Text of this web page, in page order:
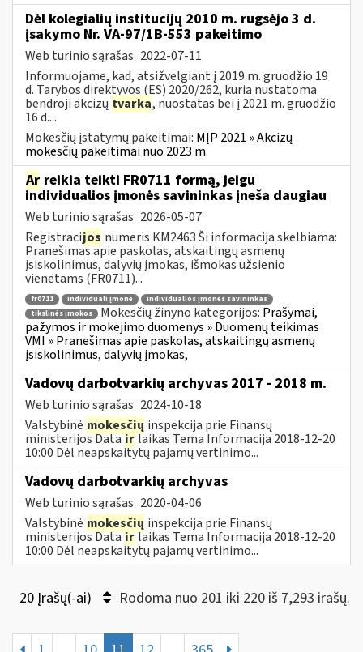
Dėl kolegialių institucijų 2010 m. rugsėjo 3 d.
įsakymo Nr. VA-97/1B-553 pakeitimo
Web turinio sąrašas 2022-07-11
Informuojame, kad, atsižvelgiant į 2019 m. gruodžio 19
d. Tarybos direktyvos (ES) 2020/262, kuria nustatoma
bendroji akcizų tvarka, nuostatas bei į 2021 m. gruodžio
16 d....
Mokesčių įstatymų pakeitimai: MĮP 2021 » Akcizų
mokesčių pakeitimai nuo 2023 m.
Ar reikia teikti FR0711 formą, jeigu
individualios įmonės savininkas įneša daugiau
Web turinio sąrašas 2026-05-07
Registracijos numeris KM2463 Ši informacija skelbiama:
Pranešimas apie paskolas, atskaitingų asmenų
įsiskolinimus, dalyvių įmokas, išmokas užsienio
vienetams (FR0711)...
fr0711 individuali įmonė
individualios įmonės savininkas
tikslinės įmokos
Mokesčių žinyno kategorijos: Prašymai,
pažymos ir mokėjimo duomenys » Duomenų teikimas
VMI » Pranešimas apie paskolas, atskaitingų asmenų
įsiskolinimus, dalyvių įmokas,
Vadovų darbotvarkių archyvas 2017 - 2018 m.
Web turinio sąrašas 2024-10-18
Valstybinė mokesčių inspekcija prie Finansų
ministerijos Datairlaikas Tema Informacija 2018-12-20
10:00 Dėl neapskaitytų pajamų vertinimo...
Vadovų darbotvarkių archyvas
Web turinio sąrašas 2020-04-06
Valstybinė mokesčių inspekcija prie Finansų
ministerijos Datairlaikas Tema Informacija 2018-12-20
10:00 Dėl neapskaitytų pajamų vertinimo...
20 Įrašų(-ai) Rodoma nuo 201 iki 220 iš 7,293 irašų.